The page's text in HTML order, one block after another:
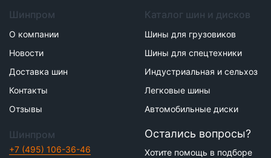
Шинпром
О компании
Новости
Доставка шин
Контакты
Отзывы
Каталог шин и дисков
Шины для грузовиков
Шины для спецтехники
Индустриальная и сельхоз
Легковые шины
Автомобильные диски
Шинпром
+7 (495) 106-36-46
Остались вопросы?
Хотите помощь в подборе